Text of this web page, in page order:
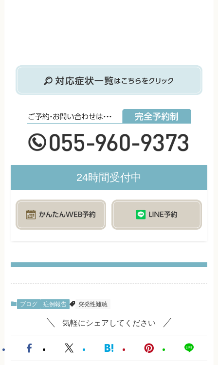
24時間受付中
ブログ 症例報告 突発性難聴
気軽にシェアしてください